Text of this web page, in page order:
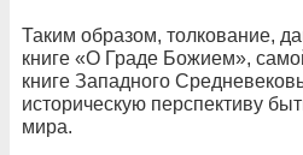
Таким образом, толкование,
книге «О Граде Божием»,
книге Западного
историческую перспективу
мира.